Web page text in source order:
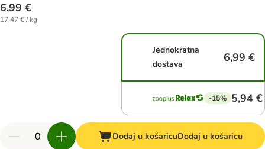
6,99 €
17,47 € / kg
Jednokratna
dostava
6,99 €
-15% 5,94 €
Dodaj u košaricuDodaj u košaricu